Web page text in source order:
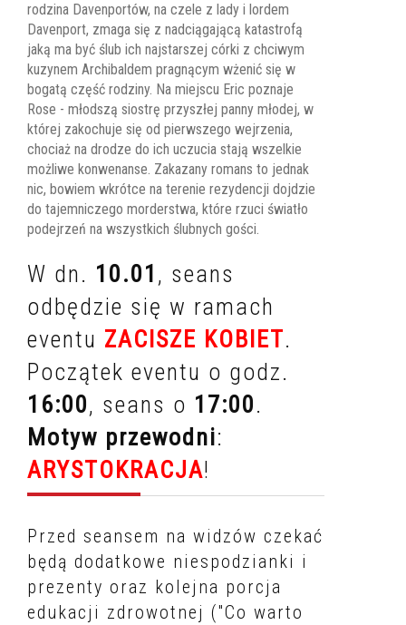
rodzina Davenportów, na czele z lady i lordem
Davenport, zmaga się z nadciągającą katastrofą
jaką ma być ślub ich najstarszej córki z chciwym
kuzynem Archibaldem pragnącym wżenić się w
bogatą część rodziny. Na miejscu Eric poznaje
Rose - młodszą siostrę przyszłej panny młodej, w
której zakochuje się od pierwszego wejrzenia,
chociaż na drodze do ich uczucia stają wszelkie
możliwe konwenanse. Zakazany romans to jednak
nic, bowiem wkrótce na terenie rezydencji dojdzie
do tajemniczego morderstwa, które rzuci światło
podejrzeń na wszystkich ślubnych gości.
W dn. 10.01 , seans
odbędzie się w ramach
eventu ZACISZE KOBIET.
Początek eventu o godz.
16:00, seans o 17:00.
Motyw przewodni:
ARYSTOKRACJA!
Przed seansem na widzów czekać
będą dodatkowe niespodzianki i
prezenty oraz kolejna porcja
edukacji zdrowotnej ("Co warto